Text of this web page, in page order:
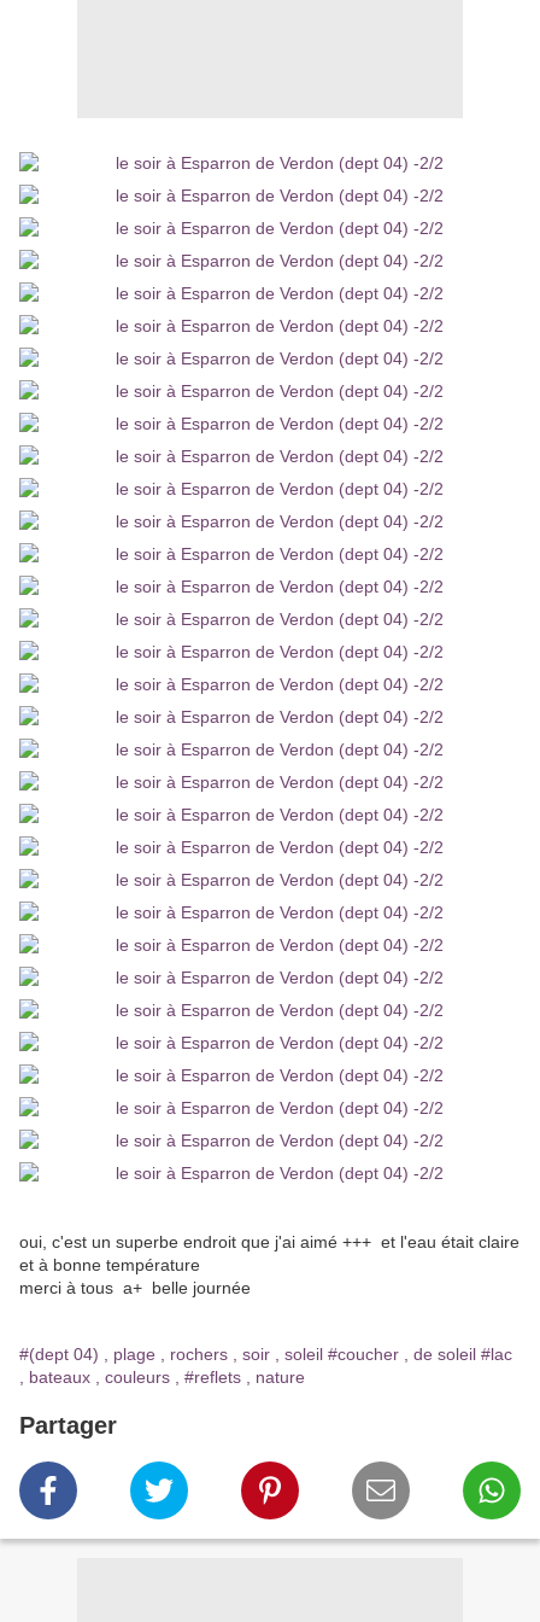
oui, c'est un superbe endroit que j'ai aimé +++ et l'eau était claire
et à bonne température
merci à tous a+ belle journée
#(dept 04) , plage , rochers , soir , soleil #coucher , de soleil #lac
, bateaux , couleurs ,
#reflets , nature
Partager